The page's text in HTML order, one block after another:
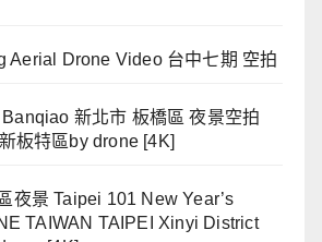
Aerial Drone Video 台中七期 空拍
新北市 板橋區 夜景空拍
板特區by drone [4K]
夜景 Taipei 101 New Year’s
TAIWAN TAIPEI Xinyi District